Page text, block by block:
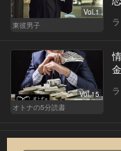
Vol.1
東彼男子
Vol.15
オトナの5分読書